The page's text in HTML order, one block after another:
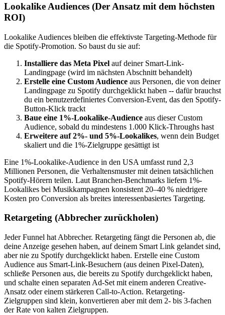
Lookalike Audiences (Der Ansatz mit dem höchsten
ROI)
Lookalike Audiences bleiben die effektivste Targeting-Methode für
die Spotify-Promotion. So baust du sie auf:
Installiere das Meta Pixel auf deiner Smart-Link-
Landingpage (wird im nächsten Abschnitt behandelt)
Erstelle eine Custom Audience aus Personen, die von deiner
Landingpage zu Spotify durchgeklickt haben -- dafür brauchst
du ein benutzerdefiniertes Conversion-Event, das den Spotify-
Button-Klick trackt
Baue eine 1%-Lookalike-Audience aus dieser Custom
Audience, sobald du mindestens 1.000 Klick-Throughs hast
Erweitere auf 2%- und 5%-Lookalikes, wenn dein Budget
skaliert und die 1%-Zielgruppe gesättigt ist
Eine 1%-Lookalike-Audience in den USA umfasst rund 2,3
Millionen Personen, die Verhaltensmuster mit deinen tatsächlichen
Spotify-Hörern teilen. Laut Branchen-Benchmarks liefern 1%-
Lookalikes bei Musikkampagnen konsistent 20–40 % niedrigere
Kosten pro Conversion als breites interessenbasiertes Targeting.
Retargeting (Abbrecher zurückholen)
Jeder Funnel hat Abbrecher. Retargeting fängt die Personen ab, die
deine Anzeige gesehen haben, auf deinem Smart Link gelandet sind,
aber nie zu Spotify durchgeklickt haben. Erstelle eine Custom
Audience aus Smart-Link-Besuchern (aus deinen Pixel-Daten),
schließe Personen aus, die bereits zu Spotify durchgeklickt haben,
und schalte einen separaten Ad-Set mit einem anderen Creative-
Ansatz oder einem stärkeren Call-to-Action. Retargeting-
Zielgruppen sind klein, konvertieren aber mit dem 2- bis 3-fachen
der Rate von kalten Zielgruppen.